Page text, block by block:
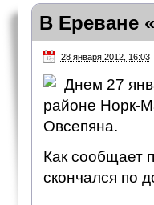
В Ереване
28 января 2012, 16:03
Днем 27
районе Норк-
Овсепяна.
Как сообщает
скончался по